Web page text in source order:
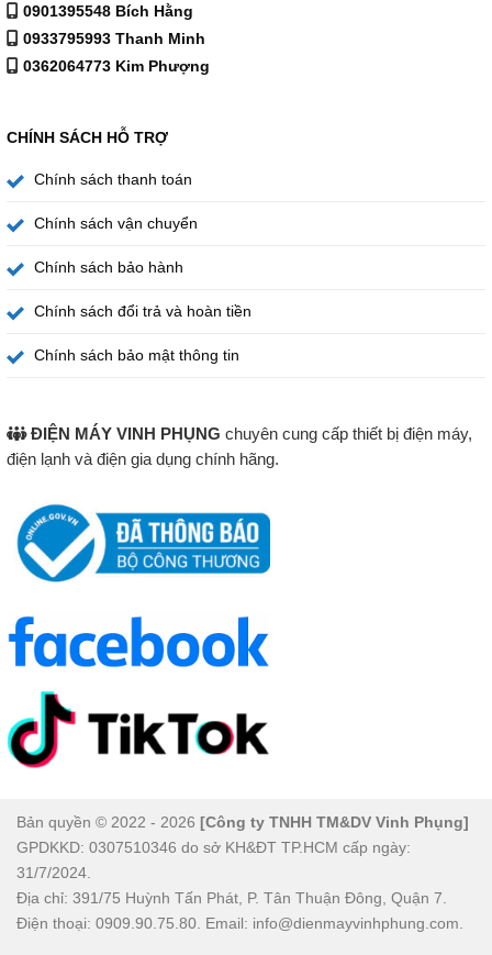
0901395548 Bích Hằng
0933795993 Thanh Minh
0362064773 Kim Phượng
CHÍNH SÁCH HỖ TRỢ
Chính sách thanh toán
Chính sách vận chuyển
Chính sách bảo hành
Chính sách đổi trả và hoàn tiền
Chính sách bảo mật thông tin
ĐIỆN MÁY VINH PHỤNG chuyên cung cấp thiết bị điện máy,
điện lạnh và điện gia dụng chính hãng.
Bản quyền © 2022 - 2026 [Công ty TNHH TM&DV Vinh Phụng]
GPDKKD: 0307510346 do sở KH&ĐT TP.HCM cấp ngày:
31/7/2024.
Địa chỉ: 391/75 Huỳnh Tấn Phát, P. Tân Thuận Đông, Quận 7.
Điện thoại: 0909.90.75.80. Email: info@dienmayvinhphung.com.